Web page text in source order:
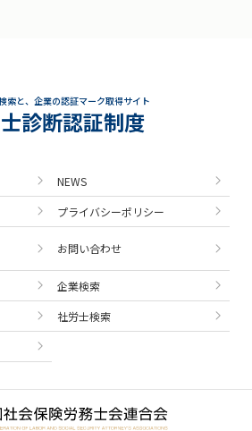
索と、企業の認証マーク取得サイト
診断認証制度
NEWS
プライバシーポリシー
お問い合わせ
企業検索
社労士検索